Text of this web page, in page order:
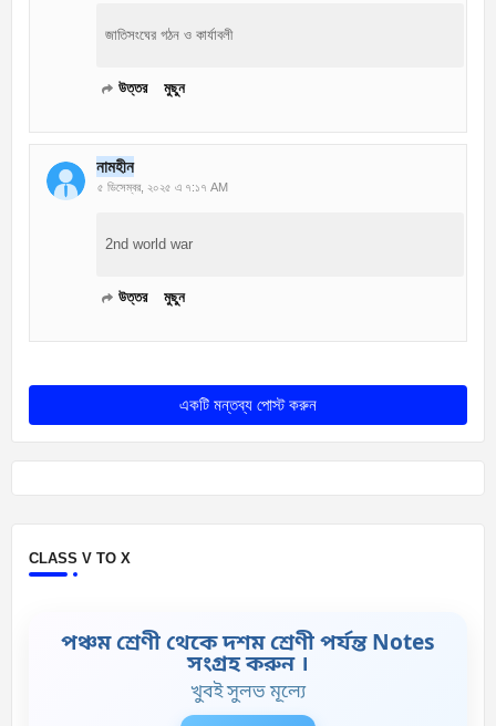
জাতিসংঘের গঠন ও কার্যাবলী
উত্তর মুছুন
নামহীন
৫ ডিসেম্বর, ২০২৫ এ ৭:১৭ AM
2nd world war
উত্তর মুছুন
একটি মন্তব্য পোস্ট করুন
CLASS V TO X
পঞ্চম শ্রেণী থেকে দশম শ্রেণী পর্যন্ত Notes
সংগ্রহ করুন ।
খুবই সুলভ মূল্যে